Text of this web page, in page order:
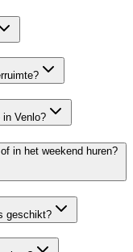
in Venlo?
in het weekend huren?
geschikt?